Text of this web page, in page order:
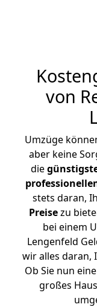
von
Umzüge
aber keine
die
stets daran,
Preisezu
bei einem
Lengenfeld
wir alles daran,
Ob Sie nun
großes